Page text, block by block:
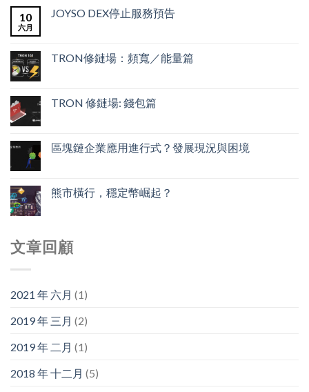
10
六月
JOYSO DEX停止服務預告
TRON修鏈場：頻寬／能量篇
TRON 修鏈場: 錢包篇
區塊鏈企業應用進行式？發展現況與困境
熊市橫行，穩定幣崛起？
文章回顧
2021 年 六月 (1)
2019 年 三月 (2)
2019 年 二月 (1)
2018 年 十二月 (5)